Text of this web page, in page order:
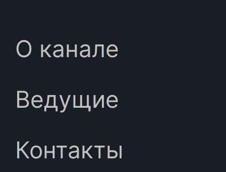
О канале
Ведущие
Контакты